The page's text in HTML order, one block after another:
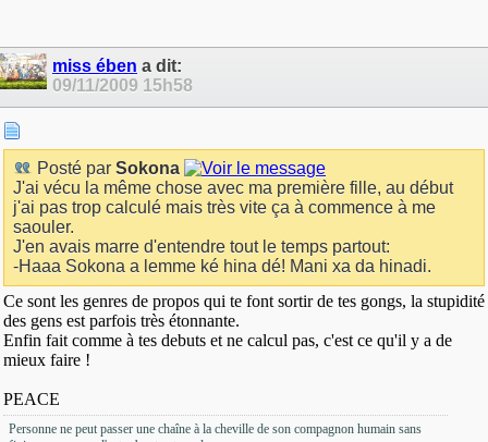
miss ében a dit:
09/11/2009 15h58
Posté par Sokona
J'ai vécu la même chose avec ma première fille, au début
j'ai pas trop calculé mais très vite ça à commence à me
saouler.
J'en avais marre d'entendre tout le temps partout:
-Haaa Sokona a lemme ké hina dé! Mani xa da hinadi.
Ce sont les genres de propos qui te font sortir de tes gongs, la stupidité
des gens est parfois très étonnante.
Enfin fait comme à tes debuts et ne calcul pas, c'est ce qu'il y a de
mieux faire !
PEACE
Personne ne peut passer une chaîne à la cheville de son compagnon humain sans